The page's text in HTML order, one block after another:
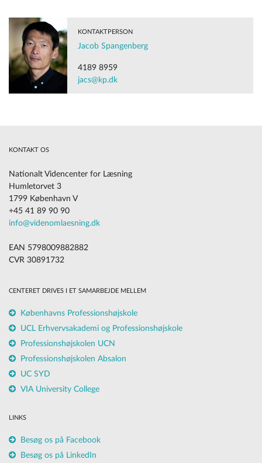
KONTAKTPERSON
Jacob Spangenberg
4189 8959
jacs@kp.dk
KONTAKT OS
Nationalt Videncenter for Læsning
Humletorvet 3
1799 København V
+45 41 89 90 90
info@videnomlaesning.dk
EAN 5798009882882
CVR 30891732
CENTERET DRIVES I ET SAMARBEJDE MELLEM
Københavns Professionshøjskole
UCL Erhvervsakademi og Professionshøjskole
Professionshøjskolen UCN
Professionshøjskolen Absalon
UC SYD
VIA University College
LINKS
Besøg os på Facebook
Besøg os på LinkedIn